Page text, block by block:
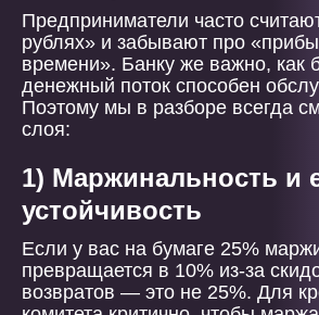
Предприниматели часто
рублях» и забывают про
времени». Банку же важно, как
денежный поток способен
Поэтому мы в разборе всегда
слоя:
1) Маржинальность и
устойчивость
Если у вас на бумаге 25%
превращается в 10% из-за
возвратов — это не 25%. Для